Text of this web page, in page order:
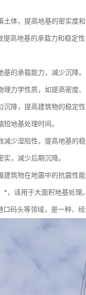
体，提高地基的密实度
高地基的承载力和稳定
的承载能力，减少沉降。
力学性质，如提高密度
降，提高建筑物的稳定性
地基处理时间。
少湿陷性，提高地基的稳
，减少后期沉降。
筑物在地震中的抗震性能
，适用于大面积地基处理。
码头等领域，是一种、经